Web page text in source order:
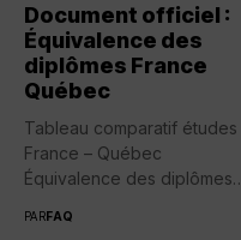
Document officiel :
Équivalence des
diplômes France
Québec
Tableau comparatif études
France – Québec
Équivalence des diplômes
PARFAQ